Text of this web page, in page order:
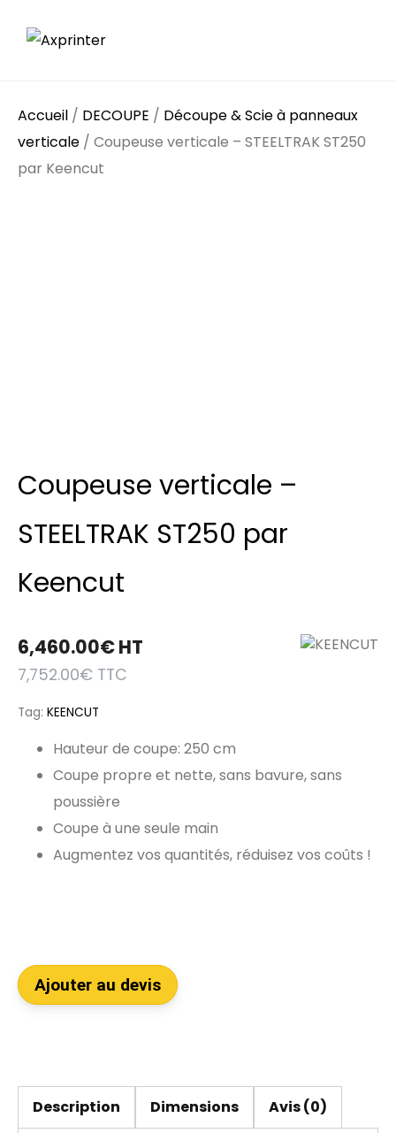
Accueil / DECOUPE / Découpe & Scie à panneaux
verticale / Coupeuse verticale – STEELTRAK ST250
par Keencut
Coupeuse verticale –
STEELTRAK ST250 par
Keencut
6,460.00€HT
7,752.00€ TTC
Tag: KEENCUT
Hauteur de coupe: 250 cm
Coupe propre et nette, sans bavure, sans
poussière
Coupe à une seule main
Augmentez vos quantités, réduisez vos coûts !
Ajouter au devis
Description Dimensions Avis (0)